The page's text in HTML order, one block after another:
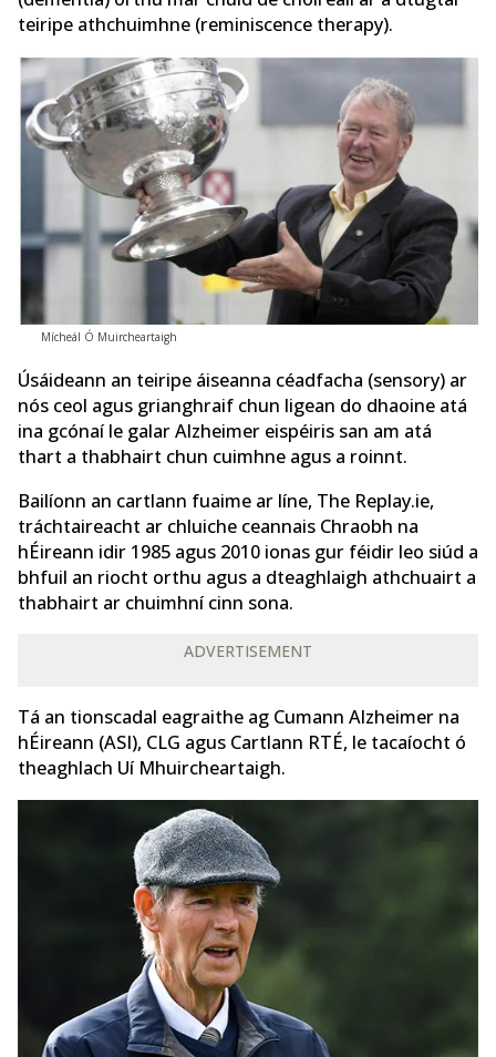
teiripe athchuimhne (reminiscence therapy).
Mícheál Ó Muircheartaigh
Úsáideann an teiripe áiseanna céadfacha (sensory) ar
nós ceol agus grianghraif chun ligean do dhaoine atá
ina gcónaí le galar Alzheimer eispéiris san am atá
thart a thabhairt chun cuimhne agus a roinnt.
Bailíonn an cartlann fuaime ar líne, The Replay.ie,
tráchtaireacht ar chluiche ceannais Chraobh na
hÉireann idir 1985 agus 2010 ionas gur féidir leo siúd a
bhfuil an riocht orthu agus a dteaghlaigh athchuairt a
thabhairt ar chuimhní cinn sona.
ADVERTISEMENT
Tá an tionscadal eagraithe ag Cumann Alzheimer na
hÉireann (ASI), CLG agus Cartlann RTÉ, le tacaíocht ó
theaghlach Uí Mhuircheartaigh.